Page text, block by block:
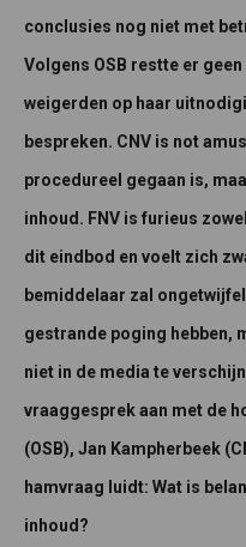
conclusies nog niet met
Volgens OSB restte er
weigerden op haar
bespreken. CNV is not
procedureel gegaan is,
inhoud. FNV is furieus
dit eindbod en voelt zich
bemiddelaar zal
gestrande poging hebben,
niet in de media te
vraaggesprek aan met de
(OSB), Jan Kampherbeek
hamvraag luidt: Wat is
inhoud?